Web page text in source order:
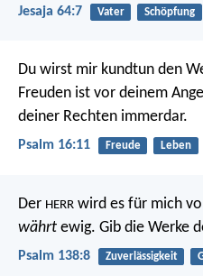
Jesaja 64:7 Vater Schöpfung
Du wirst mir kundtun den
Freuden ist vor deinem
deiner Rechten immerdar.
Psalm 16:11 Freude Leben
Der HERR wird es für mich
währt ewig. Gib die Werke
Psalm 138:8 Zuverlässigkeit